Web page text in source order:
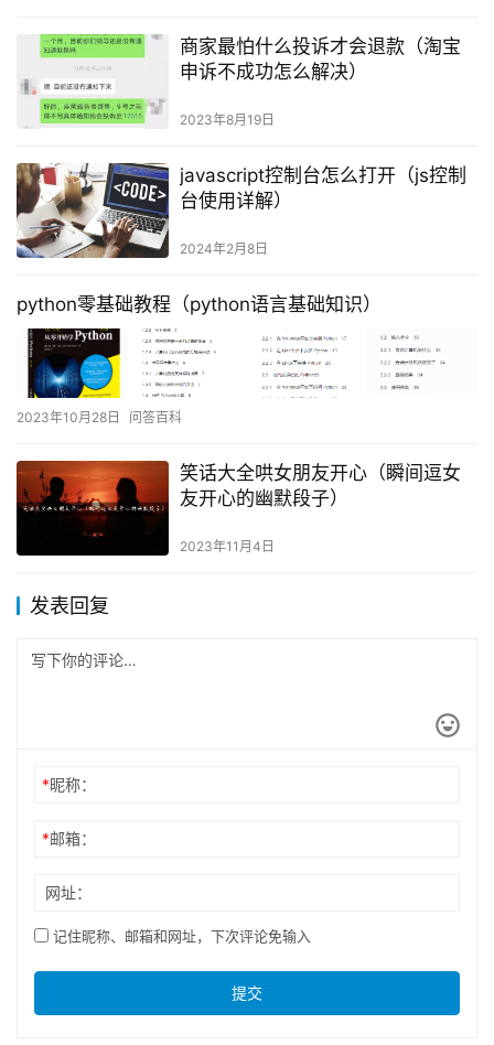
商家最怕什么投诉才会退款（淘宝
申诉不成功怎么解决）
2023年8月19日
javascript控制台怎么打开（js控制
台使用详解）
2024年2月8日
python零基础教程（python语言基础知识）
2023年10月28日 问答百科
笑话大全哄女朋友开心（瞬间逗女
友开心的幽默段子）
2023年11月4日
发表回复
*昵称：
*邮箱：
网址：
记住昵称、邮箱和网址，下次评论免输入
提交